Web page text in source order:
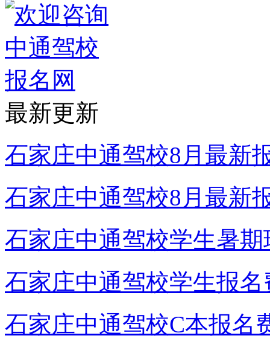
最新更新
石家庄中通驾校8月最新
石家庄中通驾校8月最新
石家庄中通驾校学生暑期
石家庄中通驾校学生报名
石家庄中通驾校C本报名